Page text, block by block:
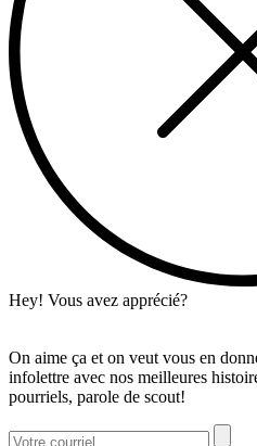
Hey! Vous avez apprécié?
On aime ça et on veut vous en
infolettre avec nos meilleures
pourriels, parole de scout!